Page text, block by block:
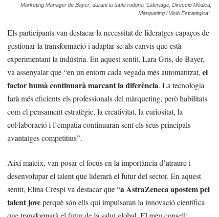
Marketing Manager de Bayer; durant la taula rodona “Lideratge, Direcció Mèdica,
Màrqueting i Visió Estratègica”.
Els participants van destacar la necessitat de lideratges capaços de
gestionar la transformació i adaptar-se als canvis que està
experimentant la indústria. En aquest sentit, Lara Gris, de Bayer,
va assenyalar que “en un entorn cada vegada més automatitzat, el
factor humà continuarà marcant la diferència. La tecnologia
farà més eficients els professionals del màrqueting, però habilitats
com el pensament estratègic, la creativitat, la curiositat, la
col·laboració i l’empatia continuaran sent els seus principals
avantatges competitius”.
Així mateix, van posar el focus en la importància d’atraure i
desenvolupar el talent que liderarà el futur del sector. En aquest
sentit, Elina Crespí va destacar que “a AstraZeneca apostem pel
talent joveperquè són ells qui impulsaran la innovació científica